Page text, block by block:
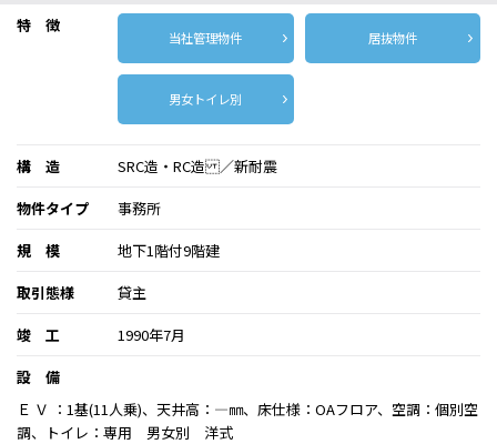
特 徴
当社管理物件 居抜物件
男女トイレ別
構 造
SRC造・RC造 ／新耐震
物件タイプ
事務所
規 模
地下1階付9階建
取引態様
貸主
竣 工
1990年7月
設 備
Ｅ Ｖ ：1基(11人乗)、天井高：―㎜、床仕様：OAフロア、空調：個別空
調、トイレ：専用 男女別 洋式